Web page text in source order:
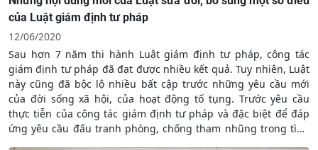
của Luật giám định tư pháp
12/06/2020
Sau hơn 7 năm thi hành Luật giám định tư pháp, công tác
giám định tư pháp đã đạt được nhiều kết quả. Tuy nhiên, Luật
này cũng đã bộc lộ nhiều bất cập trước những yêu cầu mới
của đời sống xã hội, của hoạt động tố tụng. Trước yêu cầu
thực tiễn của công tác giám định tư pháp và đặc biệt để đáp
ứng yêu cầu đấu tranh phòng, chống tham nhũng trong tình